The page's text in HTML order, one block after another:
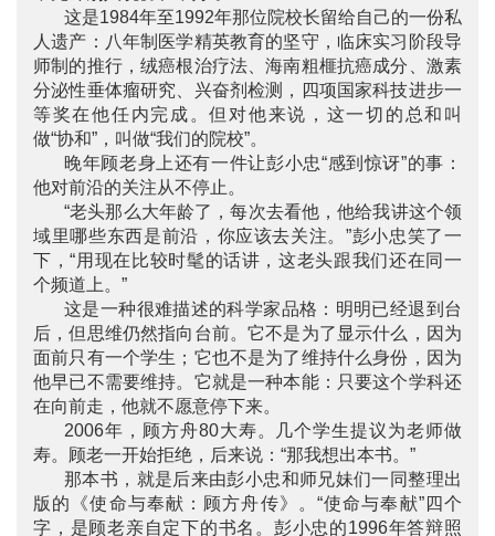
这是1984年至1992年那位院校长留给自己的一份私
人遗产：八年制医学精英教育的坚守，临床实习阶段导
师制的推行，绒癌根治疗法、海南粗榧抗癌成分、激素
分泌性垂体瘤研究、兴奋剂检测，四项国家科技进步一
等奖在他任内完成。但对他来说，这一切的总和叫
做“协和”，叫做“我们的院校”。
晚年顾老身上还有一件让彭小忠“感到惊讶”的事：
他对前沿的关注从不停止。
“老头那么大年龄了，每次去看他，他给我讲这个领
域里哪些东西是前沿，你应该去关注。”彭小忠笑了一
下，“用现在比较时髦的话讲，这老头跟我们还在同一
个频道上。”
这是一种很难描述的科学家品格：明明已经退到台
后，但思维仍然指向台前。它不是为了显示什么，因为
面前只有一个学生；它也不是为了维持什么身份，因为
他早已不需要维持。它就是一种本能：只要这个学科还
在向前走，他就不愿意停下来。
2006年，顾方舟80大寿。几个学生提议为老师做
寿。顾老一开始拒绝，后来说：“那我想出本书。”
那本书，就是后来由彭小忠和师兄妹们一同整理出
版的《使命与奉献：顾方舟传》。“使命与奉献”四个
字，是顾老亲自定下的书名。彭小忠的1996年答辩照